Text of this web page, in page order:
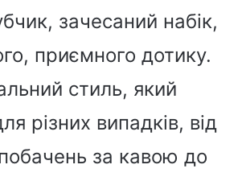
зачесаний набік,
приємного дотику.
стиль, який
різних випадків, від
за кавою до